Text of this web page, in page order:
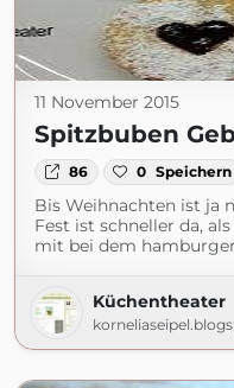
11 November 2015
Spitzbuben
86 0 Speichern
Bis Weihnachten ist ja
Fest ist schneller da,
mit bei dem
Küchentheater